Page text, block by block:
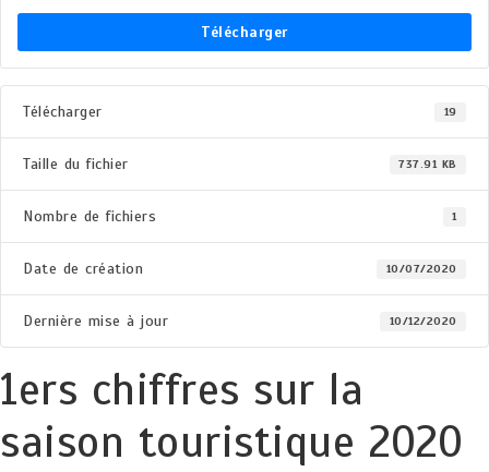
Télécharger
Télécharger 19
Taille du fichier 737.91 KB
Nombre de fichiers 1
Date de création 10/07/2020
Dernière mise à jour 10/12/2020
1ers chiffres sur la
saison touristique 2020